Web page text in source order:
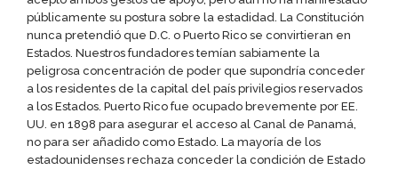
públicamente su postura sobre la estadidad. La Constitución
nunca pretendió que D.C. o Puerto Rico se convirtieran en
Estados. Nuestros fundadores temían sabiamente la
peligrosa concentración de poder que supondría conceder
a los residentes de la capital del país privilegios reservados
a los Estados. Puerto Rico fue ocupado brevemente por EE.
UU. en 1898 para asegurar el acceso al Canal de Panamá,
no para ser añadido como Estado. La mayoría de los
estadounidenses rechaza conceder la condición de Estado